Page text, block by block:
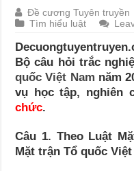
Đề cương Tuyên truyền
Tìm hiểu luật
Bộ câu hỏi trắc
quốc Việt Nam năm
vụ học tập, nghiên
chức.
Câu 1. Theo Luật
Mặt trận Tổ quốc